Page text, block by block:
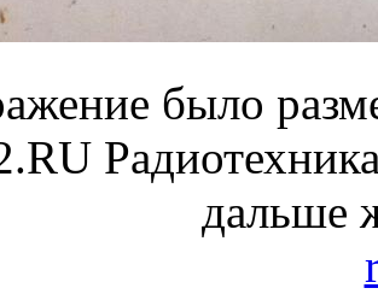
было
дальше